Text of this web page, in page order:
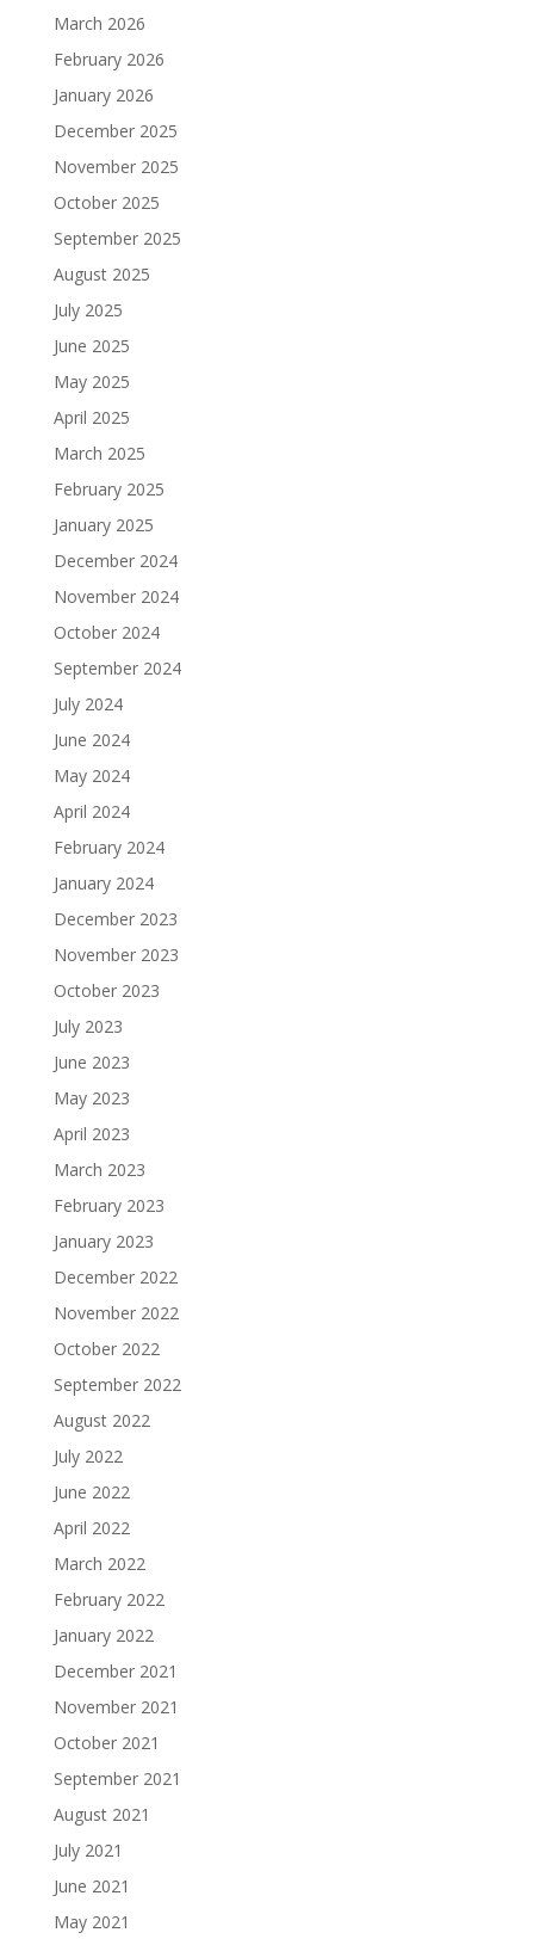
March 2026
February 2026
January 2026
December 2025
November 2025
October 2025
September 2025
August 2025
July 2025
June 2025
May 2025
April 2025
March 2025
February 2025
January 2025
December 2024
November 2024
October 2024
September 2024
July 2024
June 2024
May 2024
April 2024
February 2024
January 2024
December 2023
November 2023
October 2023
July 2023
June 2023
May 2023
April 2023
March 2023
February 2023
January 2023
December 2022
November 2022
October 2022
September 2022
August 2022
July 2022
June 2022
April 2022
March 2022
February 2022
January 2022
December 2021
November 2021
October 2021
September 2021
August 2021
July 2021
June 2021
May 2021